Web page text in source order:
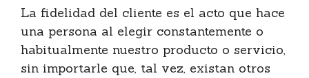
La fidelidad del cliente es el acto que hace
una persona al elegir constantemente o
habitualmente nuestro producto o servicio,
sin importarle que, tal vez, existan otros